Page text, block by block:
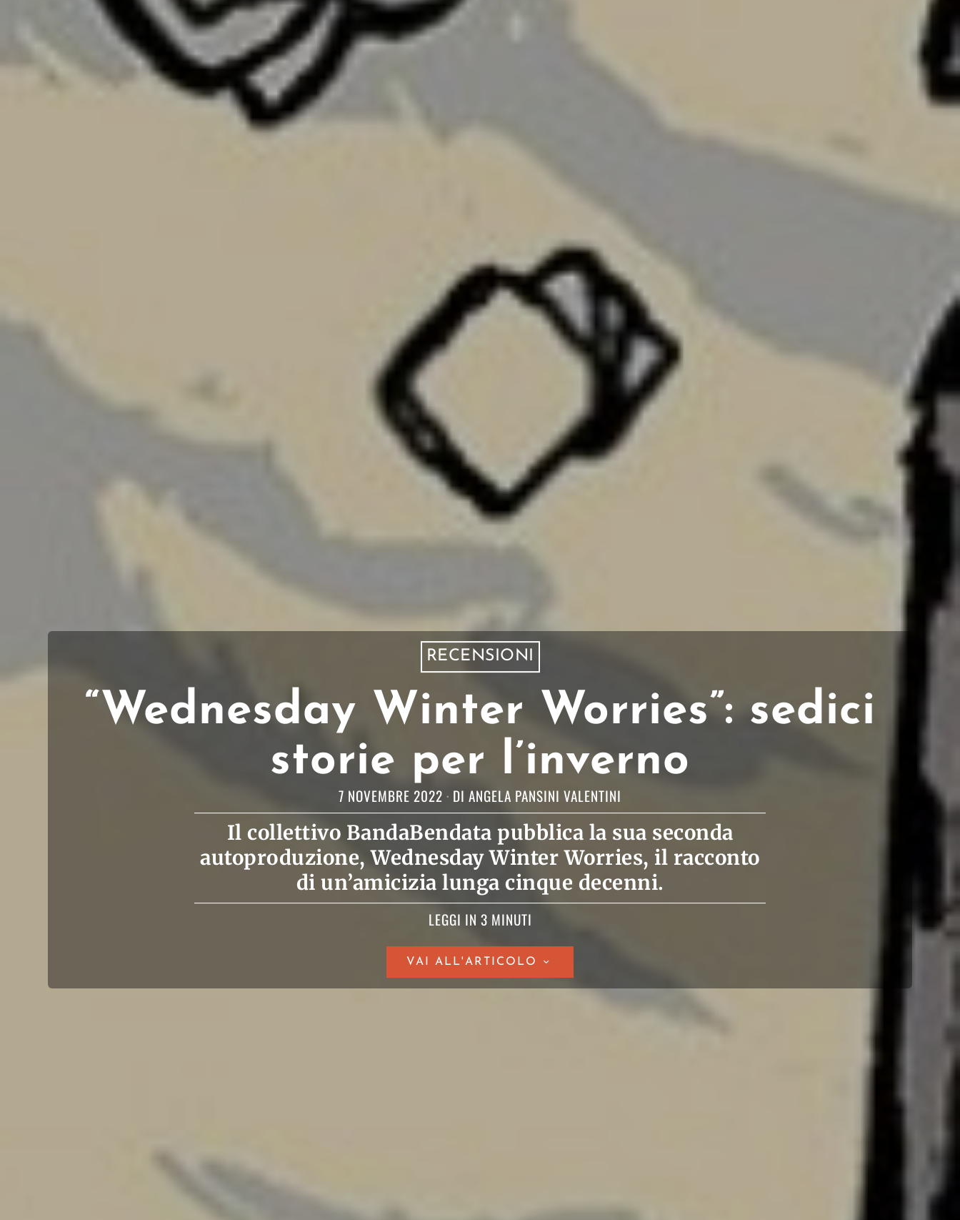
RECENSIONI
“Wednesday Winter Worries”: sedici
storie per l’inverno
7 NOVEMBRE 2022 DI ANGELA PANSINI VALENTINI
Il collettivo BandaBendata pubblica la sua seconda
autoproduzione, Wednesday Winter Worries, il racconto
di un’amicizia lunga cinque decenni.
LEGGI IN 3 MINUTI
VAI ALL'ARTICOLO